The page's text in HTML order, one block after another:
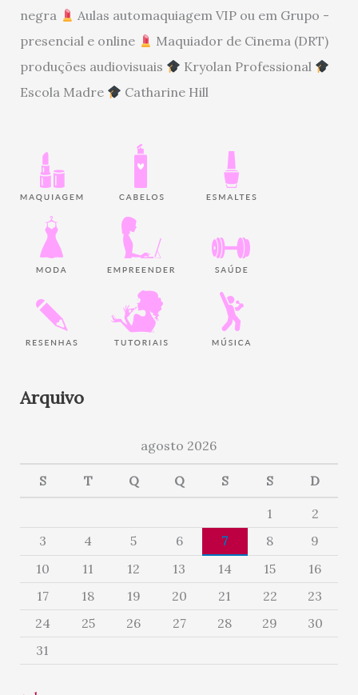
negra
Aulas automaquiagem VIP ou em Grupo -
presencial e online
Maquiador de Cinema (DRT)
produções audiovisuais
Kryolan Professional
Escola Madre
Catharine Hill
Arquivo
agosto 2026
S T Q Q S S D
1
2
3
4 5 6 7 8
9
10
11 12 13 14 15
16
17
18 19 20 21 22
23
24
25 26 27 28 29
30
31